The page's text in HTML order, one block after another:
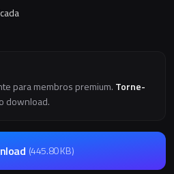
para membros premium. Torne-
download.
(445.80 KB)